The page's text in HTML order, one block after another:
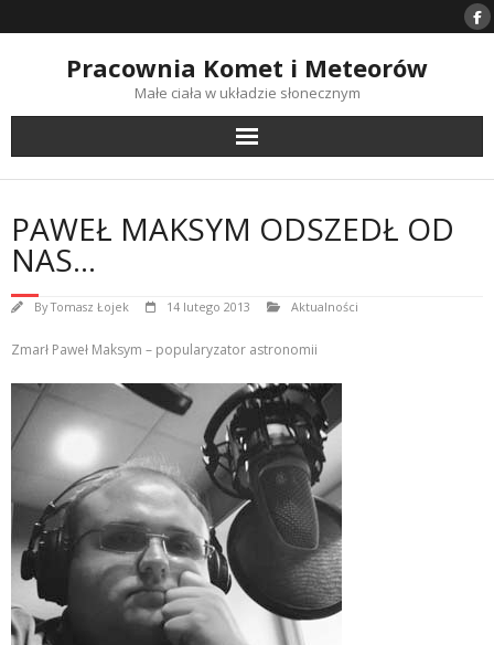
to
Pracownia Komet i Meteorów
Małe ciała w układzie słonecznym
PAWEŁ MAKSYM ODSZEDŁ OD
NAS…
ByTomasz Łojek 14 lutego 2013 Aktualności
Zmarł Paweł Maksym – popularyzator astronomii